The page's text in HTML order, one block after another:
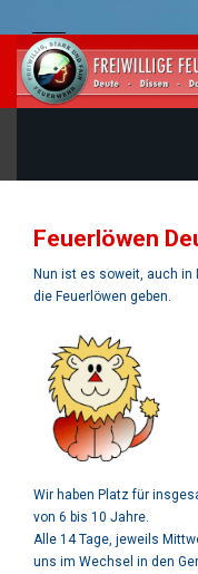
Feuerlöwen
Nun ist es soweit, auch in
die Feuerlöwen geben.
Wir haben Platz für
von 6 bis 10 Jahre.
Alle 14 Tage, jeweils
uns im Wechsel in den